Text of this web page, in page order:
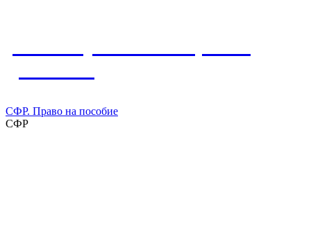
СФР. Право на пособие
СФР